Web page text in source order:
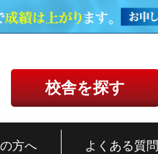
校舎を探す
方へ よくある質問